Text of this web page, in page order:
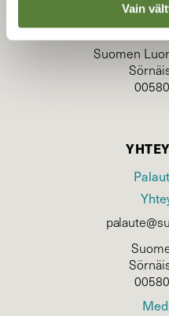
Vain
(09) 228 08
Suomen